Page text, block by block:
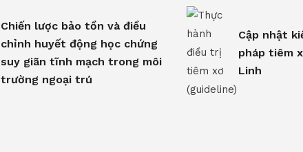
Chiến lược bảo tồn và điều
chỉnh huyết động học chứng
suy giãn tĩnh mạch trong môi
trường ngoại trú
Cập nhật
pháp tiêm
Linh